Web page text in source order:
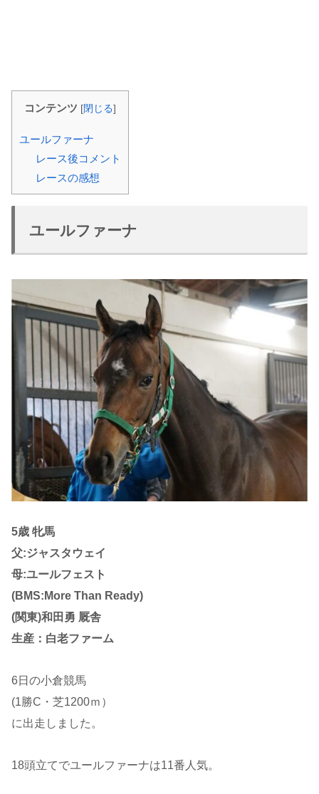
コンテンツ [閉じる]
ユールファーナ
レース後コメント
レースの感想
ユールファーナ
5歳 牝馬
父:ジャスタウェイ
母:ユールフェスト
(BMS:More Than Ready)
(関東)和田勇 厩舎
生産：白老ファーム
6日の小倉競馬
(1勝C・芝1200ｍ）
に出走しました。
18頭立てでユールファーナは11番人気。